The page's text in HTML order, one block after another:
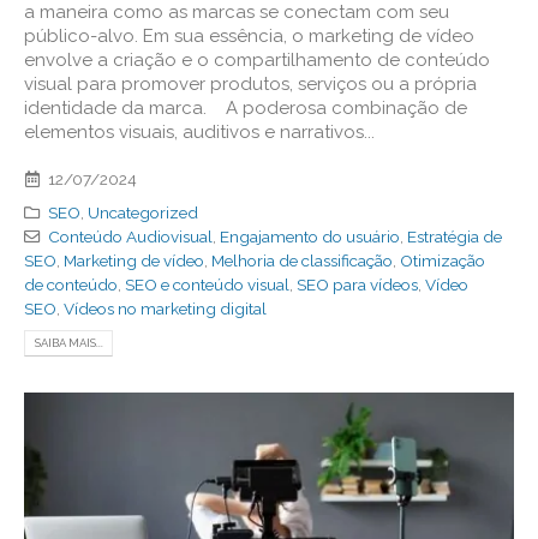
a maneira como as marcas se conectam com seu
público-alvo. Em sua essência, o marketing de vídeo
envolve a criação e o compartilhamento de conteúdo
visual para promover produtos, serviços ou a própria
identidade da marca. A poderosa combinação de
elementos visuais, auditivos e narrativos...
12/07/2024
SEO Uncategorized
Conteúdo Audiovisual Engajamento do usuário Estratégia de
SEO Marketing de vídeo Melhoria de classificação Otimização
de conteúdo SEO e conteúdo visual SEO para vídeos Vídeo
SEO Vídeos no marketing digital
SAIBA MAIS...